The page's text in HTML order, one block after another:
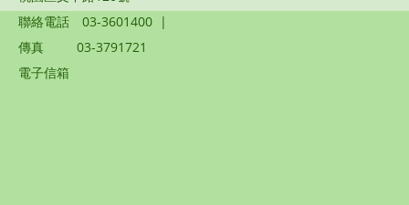
聯絡電話
03-3601400 |
傳真
03-3791721
電子信箱